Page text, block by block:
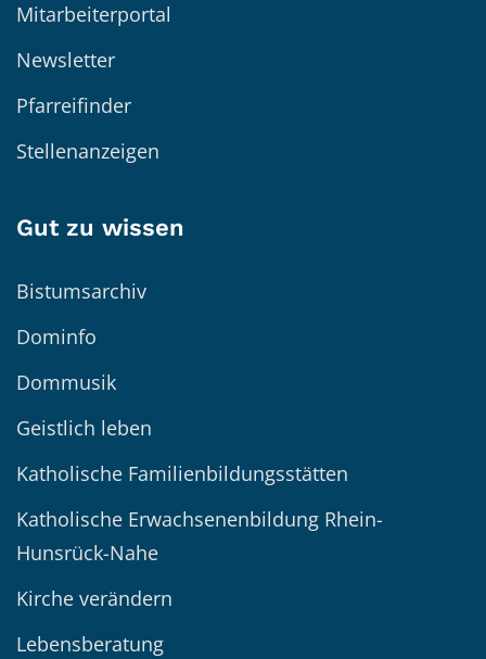
Mitarbeiterportal
Newsletter
Pfarreifinder
Stellenanzeigen
Gut zu wissen
Bistumsarchiv
Dominfo
Dommusik
Geistlich leben
Katholische Familienbildungsstätten
Katholische Erwachsenenbildung Rhein-
Hunsrück-Nahe
Kirche verändern
Lebensberatung